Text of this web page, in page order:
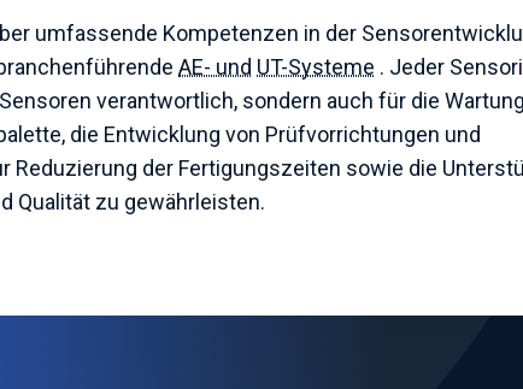
umfassende Kompetenzen in der
AE- und UT-Systeme . Jeder
verantwortlich, sondern auch für die
die Entwicklung von Prüfvorrichtungen und
Reduzierung der Fertigungszeiten sowie die
Qualität zu gewährleisten.